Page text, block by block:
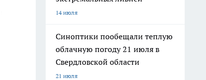
14 июля
Синоптики пообещали теплую
облачную погоду 21 июля в
Свердловской области
21 июля